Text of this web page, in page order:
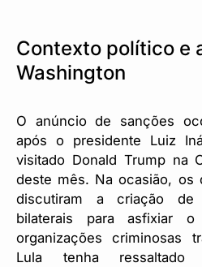
Contexto político e
Washington
O anúncio de sanções
após o presidente Luiz
visitado Donald Trump na
deste mês. Na ocasião, os
discutiram a criação
bilaterais para asfixiar
organizações criminosas
Lula tenha